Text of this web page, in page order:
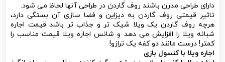
دارای طراحی مدرن باشند روف گاردن در طراحی آنها لحاظ می شود.
تاثیر قیمتی روف گاردن به دیزاین و فضا سازی آن بستگی دارد،
هرچه روف گاردن یک ویلا شیک تر و جذاب تر باشد قیمت اجاره
شبانه ویلا را افزایش می دهد و شانس اجاره ویلا قیمت مناسب را
کمتر! درست مانند دو کفه یک ترازو!
اجاره ویلا با کنسول بازی